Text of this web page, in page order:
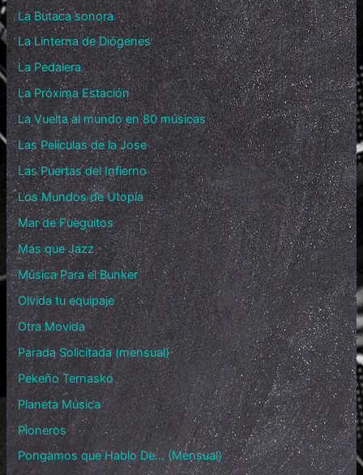
La Butaca sonora
La Linterna de Diógenes
La Pedalera
La Próxima Estación
La Vuelta al mundo en 80 músicas
Las Películas de la Jose
Las Puertas del Infierno
Los Mundos de Utopía
Mar de Fueguitos
Mas que Jazz
Música Para el Bunker
Olvida tu equipaje
Otra Movida
Parada Solicitada (mensual)
Pekeño Ternasko
Planeta Música
Pioneros
Pongamos que Hablo De… (Mensual)